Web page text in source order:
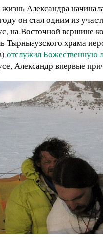
Александра
он стал одним из
на Восточной вершине
Тырныаузского храма
отслужил Божественную
Александр впервые